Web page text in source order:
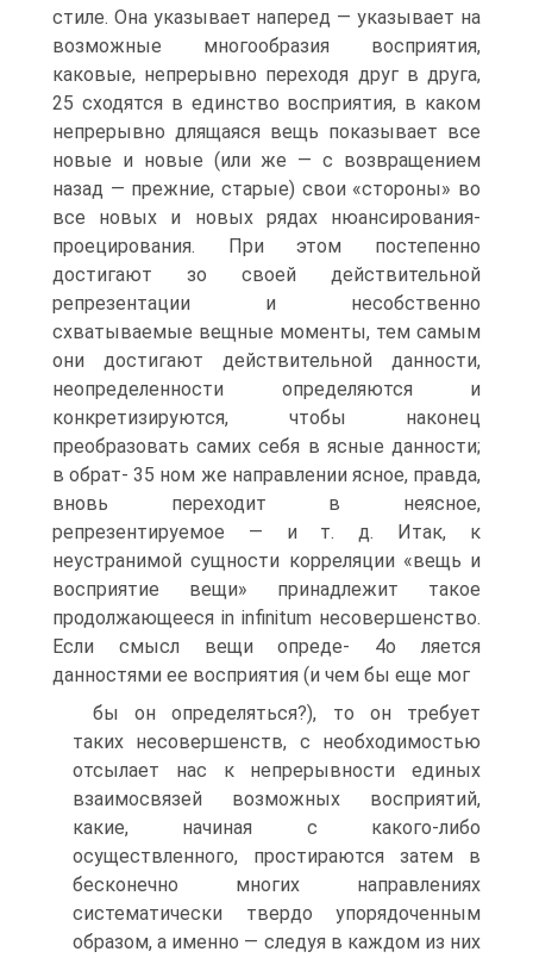
стиле. Она указывает наперед — указывает на
возможные многообразия восприятия,
каковые, непрерывно переходя друг в друга,
25 сходятся в единство восприятия, в каком
непрерывно длящаяся вещь показывает все
новые и новые (или же — с возвращением
назад — прежние, старые) свои «стороны» во
все новых и новых рядах нюансирования-
проецирования. При этом постепенно
достигают зо своей действительной
репрезентации и несобственно
схватываемые вещные моменты, тем самым
они достигают действительной данности,
неопределенности определяются и
конкретизируются, чтобы наконец
преобразовать самих себя в ясные данности;
в обрат- 35 ном же направлении ясное, правда,
вновь переходит в неясное,
репрезентируемое — и т. д. Итак, к
неустранимой сущности корреляции «вещь и
восприятие вещи» принадлежит такое
продолжающееся in infinitum несовершенство.
Если смысл вещи опреде- 4о ляется
данностями ее восприятия (и чем бы еще мог
бы он определяться?), то он требует
таких несовершенств, с необходимостью
отсылает нас к непрерывности единых
взаимосвязей возможных восприятий,
какие, начиная с какого-либо
осуществленного, простираются затем в
бесконечно многих направлениях
систематически твердо упорядоченным
образом, а именно — следуя в каждом из них